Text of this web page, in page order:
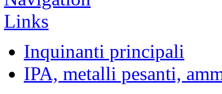
Inquinanti principali
IPA, metalli pesanti,